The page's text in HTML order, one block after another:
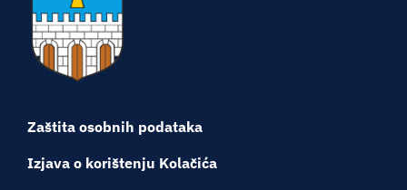
Turistička ponuda
Događaji
Zaštita osobnih podataka
Izjava o korištenju Kolačića